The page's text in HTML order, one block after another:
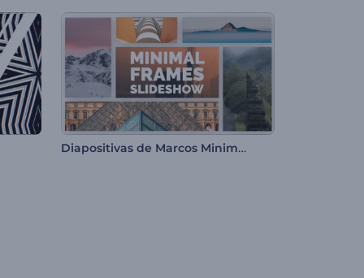
Diapositivas de Marcos Minimalistas